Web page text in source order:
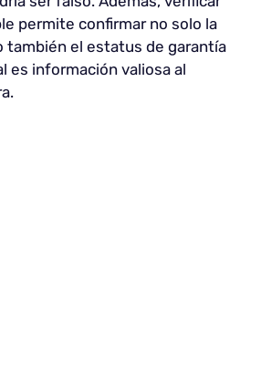
permite confirmar no solo la
también el estatus de garantía
es información valiosa al